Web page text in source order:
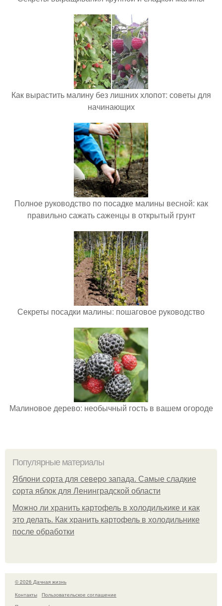
Как вырастить малину без лишних хлопот: советы для
начинающих
Полное руководство по посадке малины весной: как
правильно сажать саженцы в открытый грунт
Секреты посадки малины: пошаговое руководство
Малиновое дерево: необычный гость в вашем огороде
Популярные материалы
Яблони сорта для северо запада. Самые сладкие
сорта яблок для Ленинградской области
Можно ли хранить картофель в холодилькике и как
это делать. Как хранить картофель в холодильнике
после обработки
© 2026 Дачная жизнь
Контакты
Пользовательское соглашение